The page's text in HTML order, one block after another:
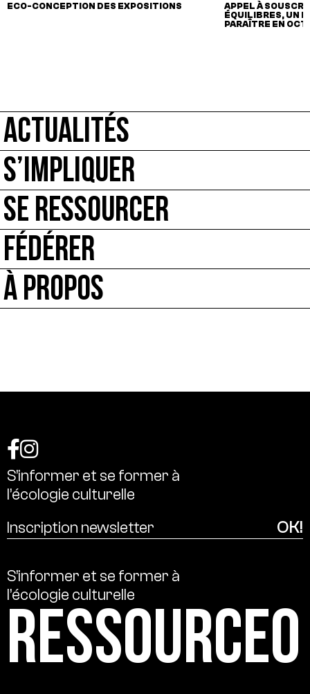
ECO-CONCEPTION DES EXPOSITIONS
APPEL À
ÉQUILIBRES, UN
PARAÎTRE EN
ACTUALITÉS
S’IMPLIQUER
SE RESSOURCER
FÉDÉRER
À PROPOS
S’informer et se former à
l’écologie culturelle
S’informer et se former à
l’écologie culturelle
Ressource0